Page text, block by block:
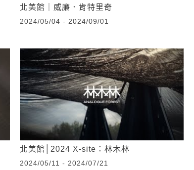
北美館｜威廉．肯特里奇
2024/05/04 - 2024/09/01
北美館│2024 X-site：林木林
2024/05/11 - 2024/07/21